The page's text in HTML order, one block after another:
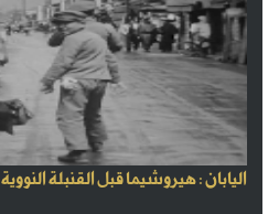
اليابان : هيروشيما قبل القنبلة النووية